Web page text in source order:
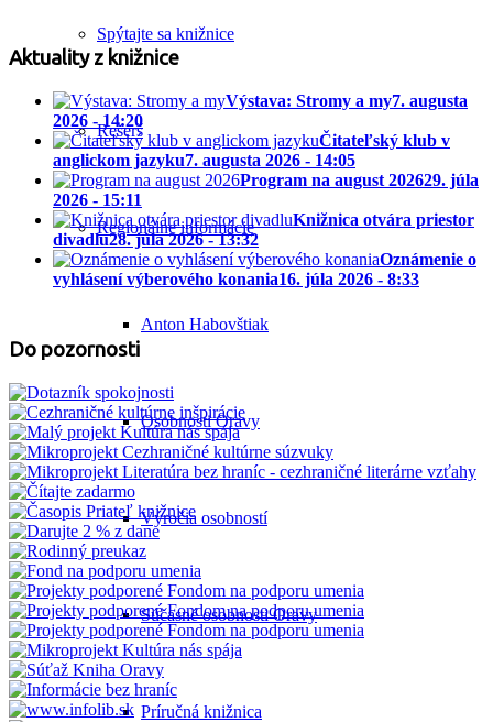
Spýtajte sa knižnice
Rešerš
Regionálne informácie
Anton Habovštiak
Osobnosti Oravy
Výročia osobností
Súčasné osobnosti Oravy
Príručná knižnica
Aktuality z knižnice
Výstava: Stromy a my7. augusta
2026 - 14:20
Čitateľský klub v
anglickom jazyku7. augusta 2026 - 14:05
Program na august 202629. júla
2026 - 15:11
Knižnica otvára priestor
divadlu28. júla 2026 - 13:32
Oznámenie o
vyhlásení výberového konania16. júla 2026 - 8:33
Do pozornosti